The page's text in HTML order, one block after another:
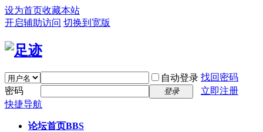
设为首页收藏本站
开启辅助访问 切换到宽版
自动登录 找回密码
密码
登录
立即注册
快捷导航
论坛首页BBS